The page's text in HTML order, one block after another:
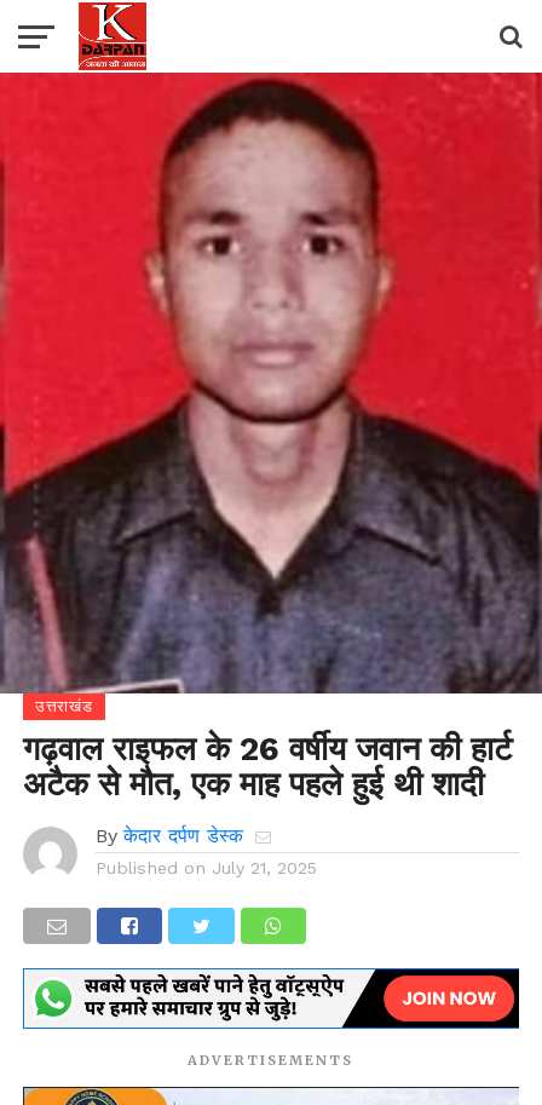
उत्तराखंड
गढ़वाल राइफल के 26 वर्षीय जवान की हार्ट
अटैक से मौत, एक माह पहले हुई थी शादी
By केदार दर्पण डेस्क
Published on July 21, 2025
ADVERTISEMENTS